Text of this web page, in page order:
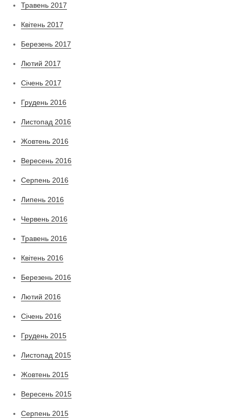
Травень 2017
Квітень 2017
Березень 2017
Лютий 2017
Січень 2017
Грудень 2016
Листопад 2016
Жовтень 2016
Вересень 2016
Серпень 2016
Липень 2016
Червень 2016
Травень 2016
Квітень 2016
Березень 2016
Лютий 2016
Січень 2016
Грудень 2015
Листопад 2015
Жовтень 2015
Вересень 2015
Серпень 2015